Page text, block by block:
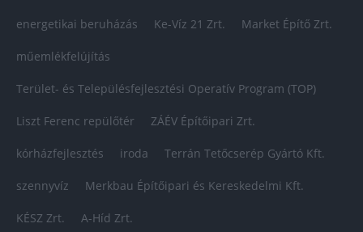
energetikai beruházás Ke-Víz 21 Zrt. Market Építő Zrt.
műemlékfelújítás
Terület- és Településfejlesztési Operatív Program (TOP)
Liszt Ferenc repülőtér ZÁÉV Építőipari Zrt.
kórházfejlesztés iroda Terrán Tetőcserép Gyártó Kft.
szennyvíz Merkbau Építőipari és Kereskedelmi Kft.
KÉSZ Zrt. A-Híd Zrt.